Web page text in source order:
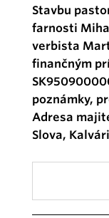
Stavbu
farnosti
verbista
finančným
poznámky,
Adresa
Slova,